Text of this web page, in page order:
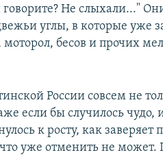
Не слыхали..."
углы, в которые уже
бесов и прочих
России совсем не
если бы случилось чудо,
к росту, как
уже отменить не